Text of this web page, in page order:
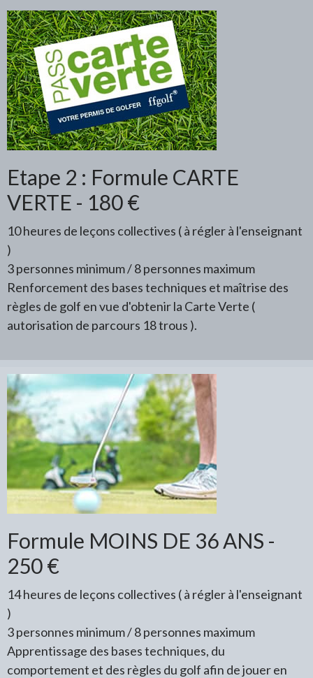
Etape 2 : Formule CARTE
VERTE - 180 €
10 heures de leçons collectives ( à régler à l'enseignant
)
3 personnes minimum / 8 personnes maximum
Renforcement des bases techniques et maîtrise des
règles de golf en vue d'obtenir la Carte Verte (
autorisation de parcours 18 trous ).
Formule MOINS DE 36 ANS -
250 €
14 heures de leçons collectives ( à régler à l'enseignant
)
3 personnes minimum / 8 personnes maximum
Apprentissage des bases techniques, du
comportement et des règles du golf afin de jouer en